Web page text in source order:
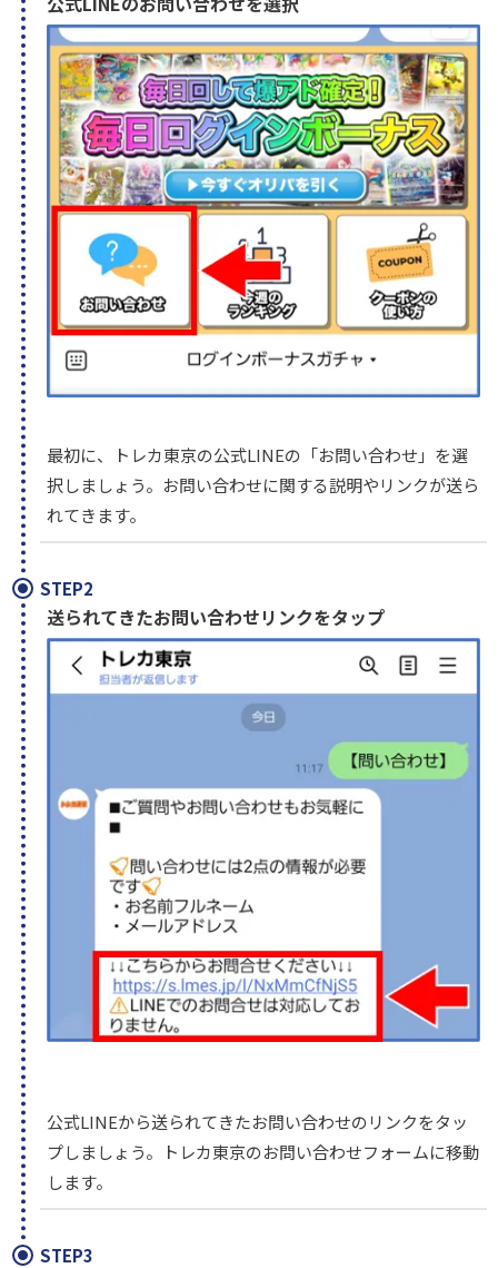
最初に、トレカ東京の公式LINEの「お問い合わせ」を選
択しましょう。お問い合わせに関する説明やリンクが送ら
れてきます。
STEP2
送られてきたお問い合わせリンクをタップ
公式LINEから送られてきたお問い合わせのリンクをタッ
プしましょう。トレカ東京のお問い合わせフォームに移動
します。
STEP3